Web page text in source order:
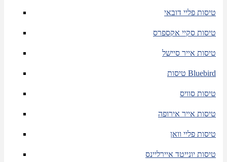
טיסות פליי דובאי
טיסות סקיי אקספרס
טיסות אייר סיישל
טיסות Bluebird
טיסות סוויס
טיסות אייר אירופה
טיסות פליי וואן
טיסות יונייטד איירליינס